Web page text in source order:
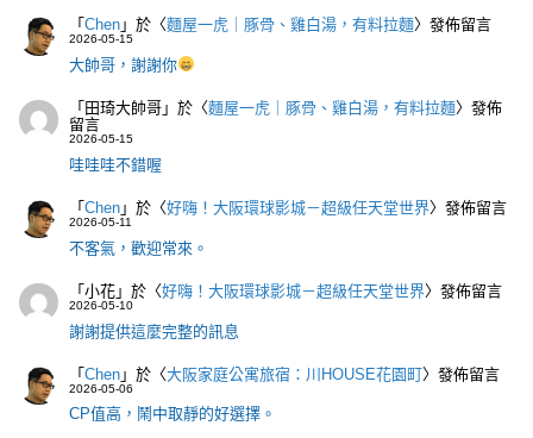
「Chen 」於〈麵屋一虎｜豚骨、雞白湯，有料拉麵〉發佈留言
2026-05-15
大帥哥，謝謝你
「 田琦大帥哥 」於〈麵屋一虎｜豚骨、雞白湯，有料拉麵〉發佈
留言
2026-05-15
哇哇哇不錯喔
「Chen 」於〈好嗨！大阪環球影城－超級任天堂世界〉發佈留言
2026-05-11
不客氣，歡迎常來。
「小花 」於〈好嗨！大阪環球影城－超級任天堂世界〉發佈留言
2026-05-10
謝謝提供這麼完整的訊息
「Chen 」於〈大阪家庭公寓旅宿：川HOUSE花園町〉發佈留言
2026-05-06
CP值高，鬧中取靜的好選擇。